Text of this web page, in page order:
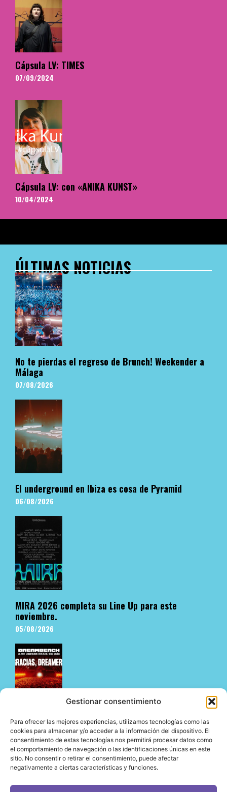
Gestionar consentimiento
Para ofrecer las mejores experiencias, utilizamos tecnologías como las
cookies para almacenar y/o acceder a la información del dispositivo. El
consentimiento de estas tecnologías nos permitirá procesar datos como
el comportamiento de navegación o las identificaciones únicas en este
sitio. No consentir o retirar el consentimiento, puede afectar
negativamente a ciertas características y funciones.
Cápsula LV: TIMES
07/09/2024
Cápsula LV: con «ANIKA KUNST»
10/04/2024
ÚLTIMAS NOTICIAS
No te pierdas el regreso de Brunch! Weekender a
Málaga
07/08/2026
El underground en Ibiza es cosa de Pyramid
06/08/2026
MIRA 2026 completa su Line Up para este
noviembre.
05/08/2026
Dreambeach no defrauda en su estreno en Vélez-
Málaga y abre su nueva etapa en la Costa del Sol
05/08/2026